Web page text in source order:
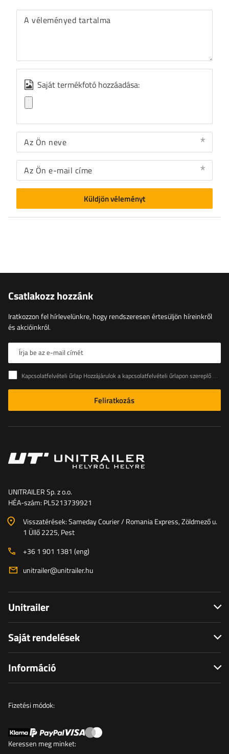
A véleményed tartalma
Saját termékfotó hozzáadása:
Az Ön neve
Az Ön e-mail címe
Küldjön véleményt
Csatlakozz hozzánk
Iratkozzon fel hírlevelünkre, hogy rendszeresen értesüljön híreinkről
és akcióinkról.
Írja be az e-mail címét
Kapcsolatfelvételi űrlap Hozzájárulok a kapcsolatfelvételi űrlapon szereplő személyes adataimnak az Európai Parlament és a Tanács (EU) rendeletével összhangban történő kezeléséhez
Feliratkozás
UNITRAILER Sp. z o.o.
HÉA-szám: PL5213739921
Visszatérések: Sameday Courier / Romania Express, Zöldmező u.
1 Üllő 2225, Pest
+36 1 901 1381 (eng)
unitrailer@unitrailer.hu
Unitrailer
Saját rendelések
Információ
Fizetési módok:
Keressen meg minket: